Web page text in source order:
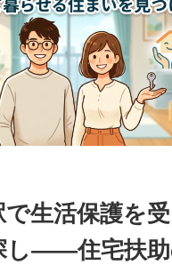
生活保護を
し——住宅扶